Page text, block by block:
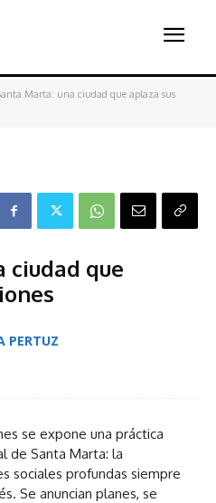
Marta: una ciudad que aplaza sus
ciudad que
PERTUZ
se expone una práctica
de Santa Marta: la
sociales profundas siempre
Se anuncian planes, se